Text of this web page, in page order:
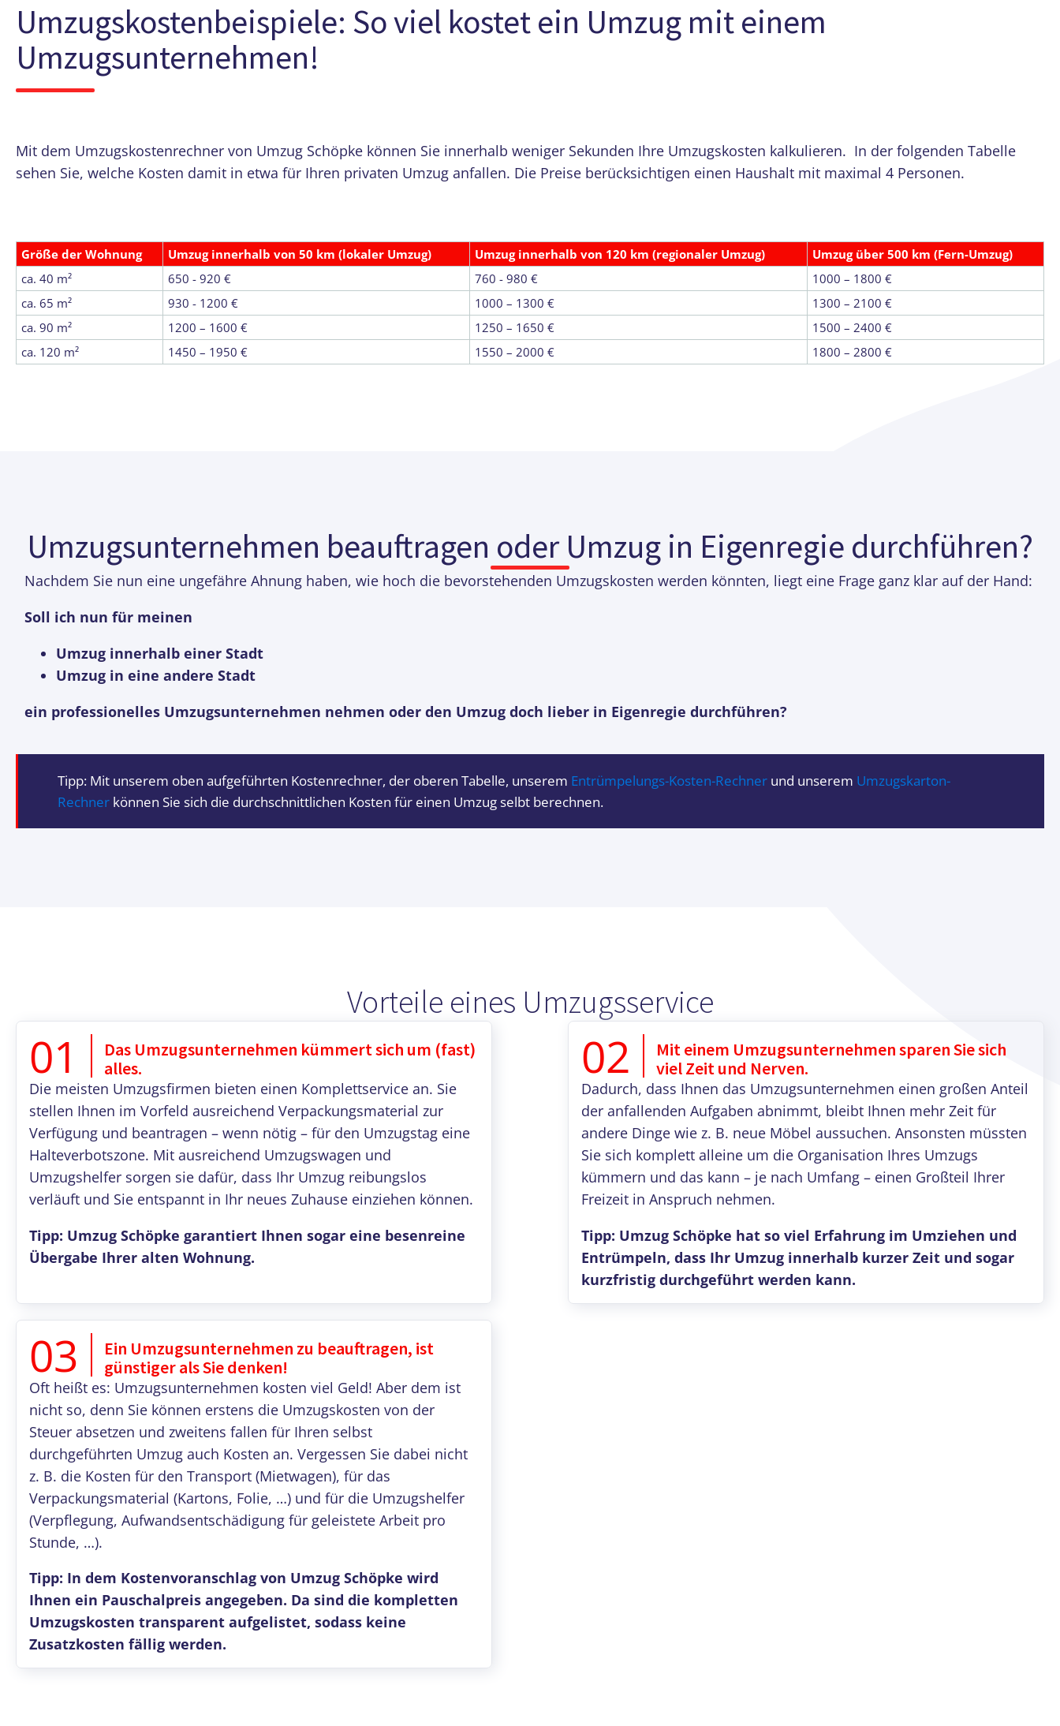
Umzugskostenbeispiele: So viel kostet ein Umzug mit einem
Umzugsunternehmen!
Mit dem Umzugskostenrechner von Umzug Schöpke können Sie innerhalb weniger Sekunden Ihre Umzugskosten kalkulieren. In der folgenden Tabelle
sehen Sie, welche Kosten damit in etwa für Ihren privaten Umzug anfallen. Die Preise berücksichtigen einen Haushalt mit maximal 4 Personen.
Größe der Wohnung Umzug innerhalb von 50 km (lokaler Umzug) Umzug innerhalb von 120 km (regionaler Umzug)
Umzug über 500 km (Fern-Umzug)
ca. 40 m²
650 - 920 € 760 - 980 €
1000 – 1800 €
ca. 65 m²
930 - 1200 € 1000 – 1300 €
1300 – 2100 €
ca. 90 m²
1200 – 1600 € 1250 – 1650 €
1500 – 2400 €
ca. 120 m²
1450 – 1950 € 1550 – 2000 € 1800 – 2800 €
Umzugsunternehmen beauftragen oder Umzug in Eigenregie durchführen?
Nachdem Sie nun eine ungefähre Ahnung haben, wie hoch die bevorstehenden Umzugskosten werden könnten, liegt eine Frage ganz klar auf der Hand:
Soll ich nun für meinen
Umzug innerhalb einer Stadt
Umzug in eine andere Stadt
ein professionelles Umzugsunternehmen nehmen oder den Umzug doch lieber in Eigenregie durchführen?
Tipp: Mit unserem oben aufgeführten Kostenrechner, der oberen Tabelle, unserem Entrümpelungs-Kosten-Rechner und unserem Umzugskarton-
Rechner können Sie sich die durchschnittlichen Kosten für einen Umzug selbt berechnen.
Vorteile eines Umzugsservice
01
Das Umzugsunternehmen kümmert sich um (fast)
alles.
Die meisten Umzugsfirmen bieten einen Komplettservice an. Sie
stellen Ihnen im Vorfeld ausreichend Verpackungsmaterial zur
Verfügung und beantragen – wenn nötig – für den Umzugstag eine
Halteverbotszone. Mit ausreichend Umzugswagen und
Umzugshelfer sorgen sie dafür, dass Ihr Umzug reibungslos
verläuft und Sie entspannt in Ihr neues Zuhause einziehen können.
Tipp: Umzug Schöpke garantiert Ihnen sogar eine besenreine
Übergabe Ihrer alten Wohnung.
02
Mit einem Umzugsunternehmen sparen Sie sich
viel Zeit und Nerven.
Dadurch, dass Ihnen das Umzugsunternehmen einen großen Anteil
der anfallenden Aufgaben abnimmt, bleibt Ihnen mehr Zeit für
andere Dinge wie z. B. neue Möbel aussuchen. Ansonsten müssten
Sie sich komplett alleine um die Organisation Ihres Umzugs
kümmern und das kann – je nach Umfang – einen Großteil Ihrer
Freizeit in Anspruch nehmen.
Tipp: Umzug Schöpke hat so viel Erfahrung im Umziehen und
Entrümpeln, dass Ihr Umzug innerhalb kurzer Zeit und sogar
kurzfristig durchgeführt werden kann.
03
Ein Umzugsunternehmen zu beauftragen, ist
günstiger als Sie denken!
Oft heißt es: Umzugsunternehmen kosten viel Geld! Aber dem ist
nicht so, denn Sie können erstens die Umzugskosten von der
Steuer absetzen und zweitens fallen für Ihren selbst
durchgeführten Umzug auch Kosten an. Vergessen Sie dabei nicht
z. B. die Kosten für den Transport (Mietwagen), für das
Verpackungsmaterial (Kartons, Folie, …) und für die Umzugshelfer
(Verpflegung, Aufwandsentschädigung für geleistete Arbeit pro
Stunde, …).
Tipp: In dem Kostenvoranschlag von Umzug Schöpke wird
Ihnen ein Pauschalpreis angegeben. Da sind die kompletten
Umzugskosten transparent aufgelistet, sodass keine
Zusatzkosten fällig werden.